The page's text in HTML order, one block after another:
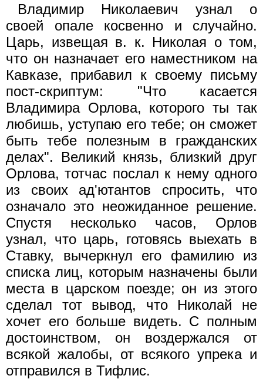
Владимир Николаевич узнал о
своей опале косвенно и случайно.
Царь, извещая в. к. Николая о том,
что он назначает его наместником на
Кавказе, прибавил к своему письму
пост-скриптум: "Что касается
Владимира Орлова, которого ты так
любишь, уступаю его тебе; он сможет
быть тебе полезным в гражданских
делах". Великий князь, близкий друг
Орлова, тотчас послал к нему одного
из своих ад'ютантов спросить, что
означало это неожиданное решение.
Спустя несколько часов, Орлов
узнал, что царь, готовясь выехать в
Ставку, вычеркнул его фамилию из
списка лиц, которым назначены были
места в царском поезде; он из этого
сделал тот вывод, что Николай не
хочет его больше видеть. С полным
достоинством, он воздержался от
всякой жалобы, от всякого упрека и
отправился в Тифлис.